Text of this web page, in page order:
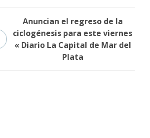
Anuncian el regreso de la
ciclogénesis para este viernes
« Diario La Capital de Mar del
Plata